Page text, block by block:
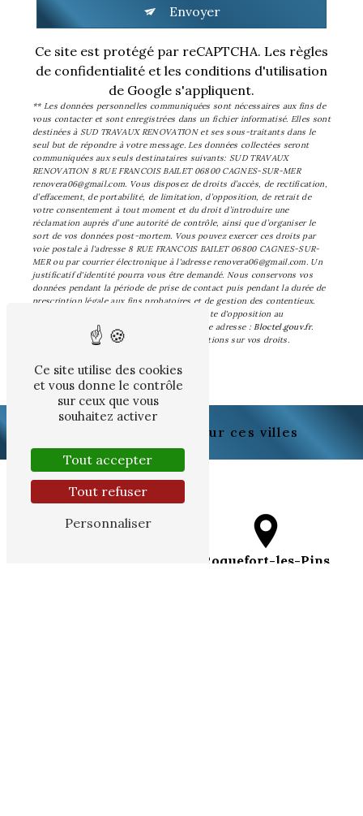
Envoyer
Ce site est protégé par reCAPTCHA. Les règles
de confidentialité et les conditions d'utilisation
de Google s'appliquent.
** Les données personnelles communiquées sont nécessaires aux fins de
vous contacter et sont enregistrées dans un fichier informatisé. Elles sont
destinées à SUD TRAVAUX RENOVATION et ses sous-traitants dans le
seul but de répondre à votre message. Les données collectées seront
communiquées aux seuls destinataires suivants: SUD TRAVAUX
RENOVATION 8 RUE FRANCOIS BAILET 06800 CAGNES-SUR-MER
renovera06@gmail.com. Vous disposez de droits d’accès, de rectification,
d’effacement, de portabilité, de limitation, d’opposition, de retrait de
votre consentement à tout moment et du droit d’introduire une
réclamation auprès d’une autorité de contrôle, ainsi que d’organiser le
sort de vos données post-mortem. Vous pouvez exercer ces droits par
voie postale à l'adresse 8 RUE FRANCOIS BAILET 06800 CAGNES-SUR-
MER ou par courrier électronique à l'adresse renovera06@gmail.com. Un
justificatif d'identité pourra vous être demandé. Nous conservons vos
données pendant la période de prise de contact puis pendant la durée de
prescription légale aux fins probatoires et de gestion des contentieux.
Vous avez le droit de vous inscrire sur la liste d'opposition au
démarchage téléphonique, disponible à cette adresse :Bloctel.gouv.fr.
Consultez le site cnil.fr pour plus d’informations sur vos droits.
Nous intervenons sur ces villes
Roquefort-les-Pins
Ce site utilise des cookies
et vous donne le contrôle
sur ceux que vous
souhaitez activer
Tout accepter
Tout refuser
Personnaliser